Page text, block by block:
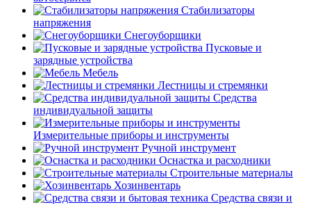
Стабилизаторы
напряжения
Снегоуборщики
Пусковые и
зарядные устройства
Мебель
Лестницы и стремянки
Средства
индивидуальной защиты
Измерительные приборы и инструменты
Ручной инструмент
Оснастка и расходники
Строительные материалы
Хозинвентарь
Средства связи и